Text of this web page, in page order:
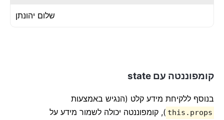
שלום יהונתן
קומפוננטה עם state
בנוסף ללקיחת מידע קלט (הנגיש באמצעות
this.props ), קומפוננטה יכולה לשמור מידע על